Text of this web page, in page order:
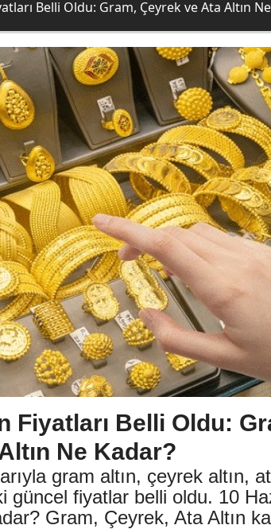
Belli Oldu: Gram, Çeyrek ve Ata Altın
Fiyatları Belli Oldu:
Ne Kadar?
gram altın, çeyrek altın,
güncel fiyatlar belli oldu. 10
Gram, Çeyrek, Ata Altın